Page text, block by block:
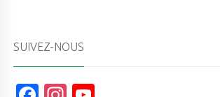
SUIVEZ-NOUS